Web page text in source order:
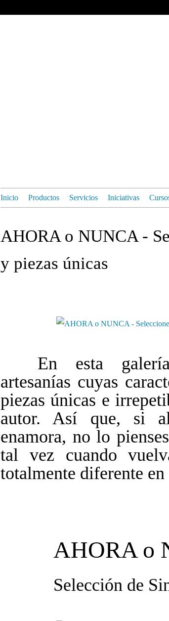
Inicio Productos Servicios Iniciativas
AHORA o NUNCA -
y piezas únicas
En esta galería
artesanías cuyas
piezas únicas e
autor. Así que, si
enamora, no lo
tal vez cuando
totalmente diferente en
AHORA o
Selección de